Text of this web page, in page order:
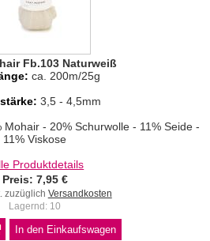
Fb.103 Naturweiß
ca. 200m/25g
3,5 - 4,5mm
Mohair - 20% Schurwolle - 11% Seide -
11% Viskose
Produktdetails
Preis: 7,95 €
zuzüglich Versandkosten
Lagernd: 10